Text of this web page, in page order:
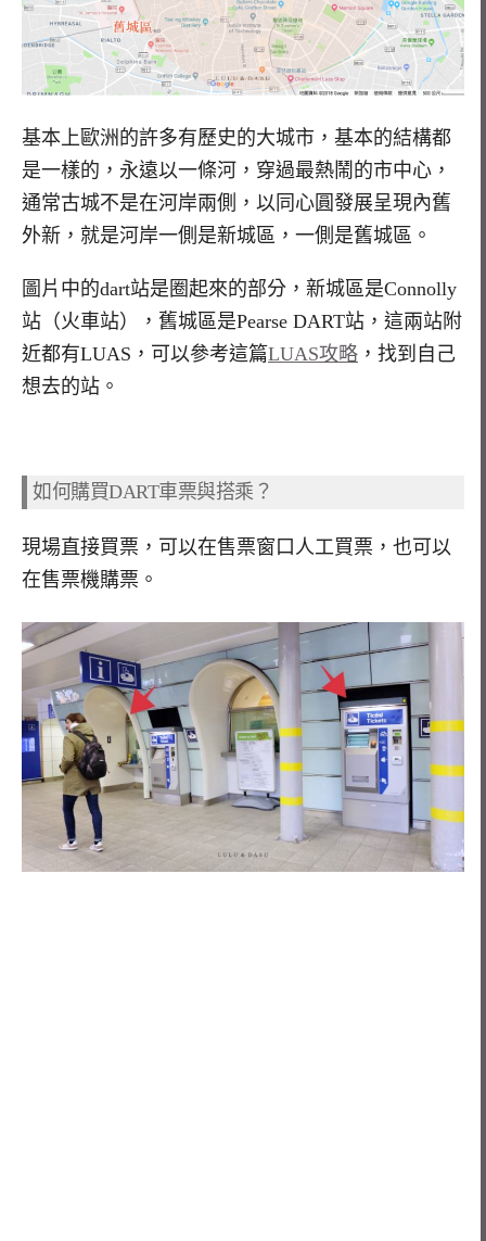
基本上歐洲的許多有歷史的大城市，基本的結構都
是一樣的，永遠以一條河，穿過最熱鬧的市中心，
通常古城不是在河岸兩側，以同心圓發展呈現內舊
外新，就是河岸一側是新城區，一側是舊城區。
圖片中的dart站是圈起來的部分，新城區是Connolly
站（火車站），舊城區是Pearse DART站，這兩站附
近都有LUAS，可以參考這篇LUAS攻略 ，找到自己
想去的站。
如何購買DART車票與搭乘？
現場直接買票，可以在售票窗口人工買票，也可以
在售票機購票。